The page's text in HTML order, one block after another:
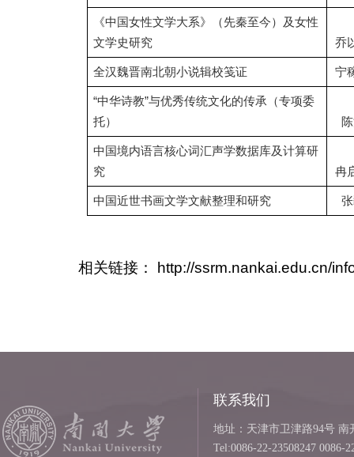
《中国女性文学大系》（先秦至今）及女性
文学史研究
乔
全汉魏晋南北朝小说辑校笺证 宁
“中华诗教”与优秀传统文化的传承（专项委
托）
中国境内语言核心词汇声学数据库及计算研
究
冉
中国近世书画文学文献整理和研究
相关链接： http://ssrm.nankai.edu.cn/
联系我们
地址：天津市卫津路94号 南
Tel:0086-22-23508247 0086-